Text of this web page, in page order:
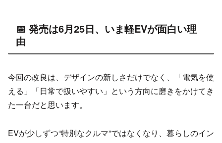
📅 発売は6月25日、いま軽EVが面白い理
由
今回の改良は、デザインの新しさだけでなく、「電気を使
える」「日常で扱いやすい」という方向に磨きをかけてき
た一台だと思います。
EVが少しずつ“特別なクルマ”ではなくなり、暮らしのイン